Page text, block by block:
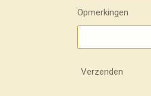
Opmerkingen
Verzenden